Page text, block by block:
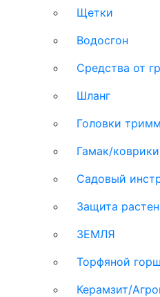
Щетки
Водосгон
Средства от
Шланг
Головки
Гамак/коврики
Садовый
Защита
ЗЕМЛЯ
Торфяной
Керамзит/